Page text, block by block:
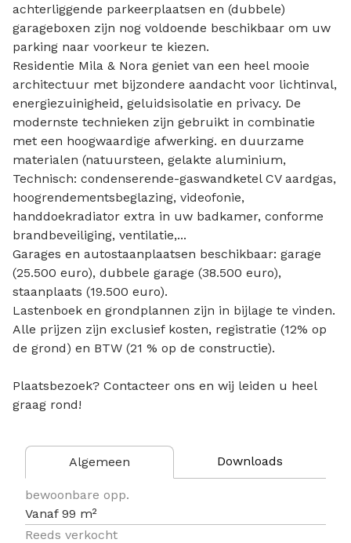
achterliggende parkeerplaatsen en (dubbele)
garageboxen zijn nog voldoende beschikbaar om uw
parking naar voorkeur te kiezen.
Residentie Mila & Nora geniet van een heel mooie
architectuur met bijzondere aandacht voor lichtinval,
energiezuinigheid, geluidsisolatie en privacy. De
modernste technieken zijn gebruikt in combinatie
met een hoogwaardige afwerking. en duurzame
materialen (natuursteen, gelakte aluminium,
Technisch: condenserende-gaswandketel CV aardgas,
hoogrendementsbeglazing, videofonie,
handdoekradiator extra in uw badkamer, conforme
brandbeveiliging, ventilatie,...
Garages en autostaanplaatsen beschikbaar: garage
(25.500 euro), dubbele garage (38.500 euro),
staanplaats (19.500 euro).
Lastenboek en grondplannen zijn in bijlage te vinden.
Alle prijzen zijn exclusief kosten, registratie (12% op
de grond) en BTW (21 % op de constructie).
Plaatsbezoek? Contacteer ons en wij leiden u heel
graag rond!
Algemeen Downloads
Algemeen
bewoonbare opp.
Vanaf 99 m²
Reeds verkocht